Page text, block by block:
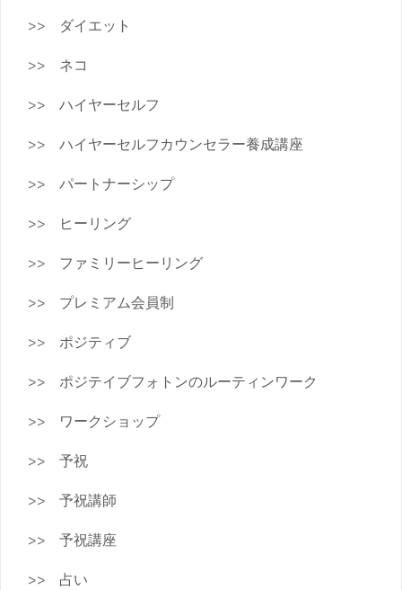
ダイエット
ネコ
ハイヤーセルフ
ハイヤーセルフカウンセラー養成講座
パートナーシップ
ヒーリング
ファミリーヒーリング
プレミアム会員制
ポジティブ
ポジテイブフォトンのルーティンワーク
ワークショップ
予祝
予祝講師
予祝講座
占い